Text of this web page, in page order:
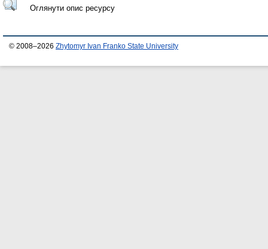
Оглянути опис ресурсу
© 2008–2026 Zhytomyr Ivan Franko State University